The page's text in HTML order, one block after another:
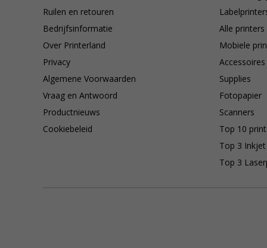
Ruilen en retouren
Bedrijfsinformatie
Over Printerland
Privacy
Algemene Voorwaarden
Vraag en Antwoord
Productnieuws
Cookiebeleid
Alle printers
Mobiele
Accessoires
Supplies
Fotopapier
Scanners
Top 10
Top 3
Top 3